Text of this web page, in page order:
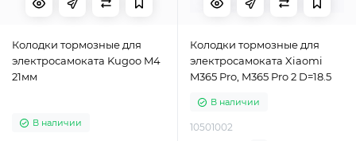
Колодки тормозные для
электросамоката Kugoo M4
21мм
В наличии
Колодки тормозные для
электросамоката Xiaomi
M365 Pro, M365 Pro 2 D=18.5
В наличии
10501002